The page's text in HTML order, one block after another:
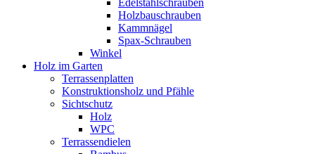
Holzbauschrauben
Kammnägel
Spax-Schrauben
Winkel
Holz im Garten
Terrassenplatten
Konstruktionsholz und Pfähle
Sichtschutz
Holz
WPC
Terrassendielen